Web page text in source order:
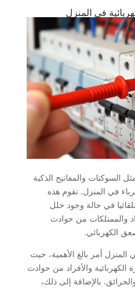
في المنزل
السوكتات والمفاتيح الذكية
في المنزل. تقوم هذه
في حالة وجود خلل
والممتلكات من حوادث
الكهربائي.
أمر بالغ الأهمية، حيث
الكهربائية والأفراد من حوادث
بالإضافة إلى ذلك،